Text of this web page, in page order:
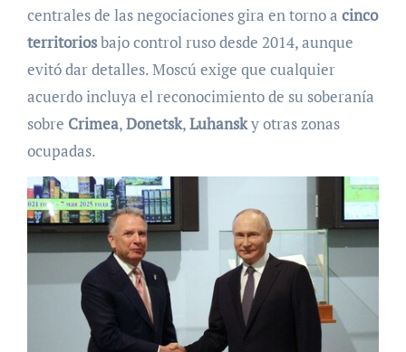
centrales de las negociaciones gira en torno a cinco
territoriosbajo control ruso desde 2014, aunque
evitó dar detalles. Moscú exige que cualquier
acuerdo incluya el reconocimiento de su soberanía
sobre Crimea,Donetsk,Luhansky otras zonas
ocupadas.